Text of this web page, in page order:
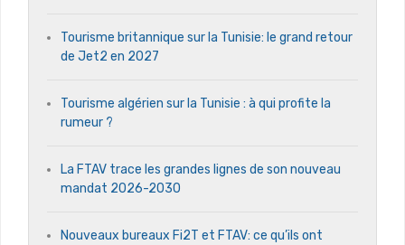
Tourisme britannique sur la Tunisie: le grand retour
de Jet2 en 2027
Tourisme algérien sur la Tunisie : à qui profite la
rumeur ?
La FTAV trace les grandes lignes de son nouveau
mandat 2026-2030
Nouveaux bureaux Fi2T et FTAV: ce qu’ils ont